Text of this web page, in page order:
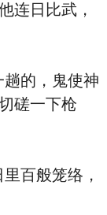
连日比武，
的，鬼使神
磋一下枪
百般笼络，